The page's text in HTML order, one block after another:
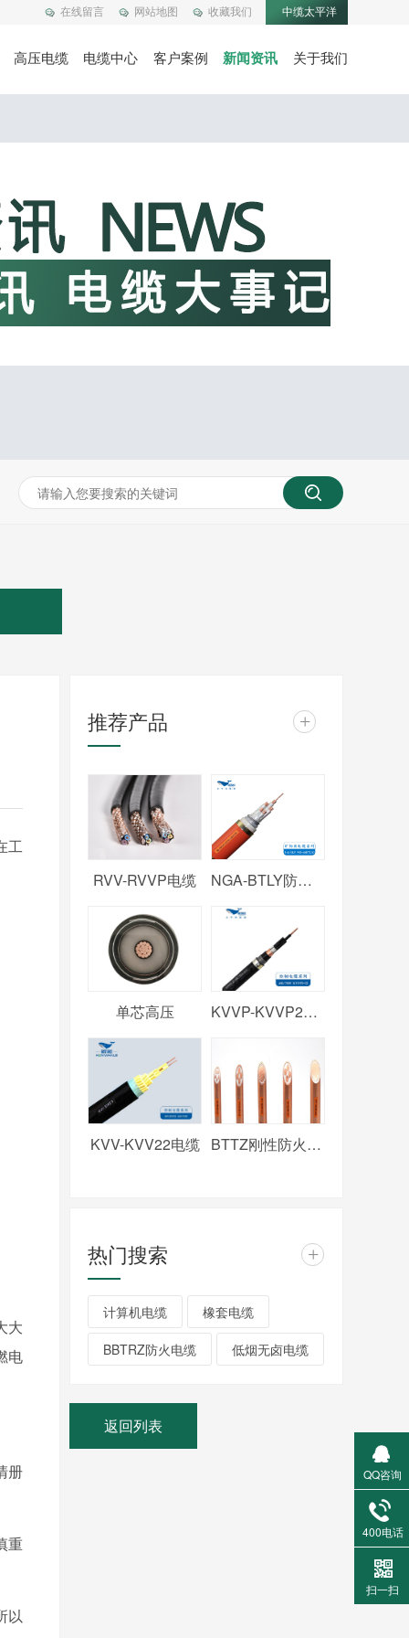
在线留言 网站地图 收藏我们 中缆太平洋
高压电缆 电缆中心 客户案例 新闻资讯 关于我们
工
大
电
册
重
以
推荐产品 +
RVV-RVVP电缆 NGA-BTLY防火电缆
单芯高压 KVVP-KVVP2电缆
KVV-KVV22电缆 BTTZ刚性防火电缆
热门搜索 +
计算机电缆 橡套电缆
BBTRZ防火电缆 低烟无卤电缆
返回列表
QQ咨询
400电话
扫一扫